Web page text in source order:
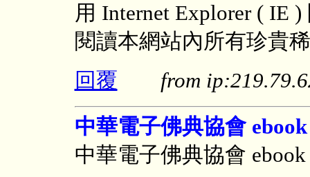
用 Internet Explorer ( IE
閱讀本網站內所有珍貴
回覆
from
中華電子佛典協會 ebook
中華電子佛典協會 ebook